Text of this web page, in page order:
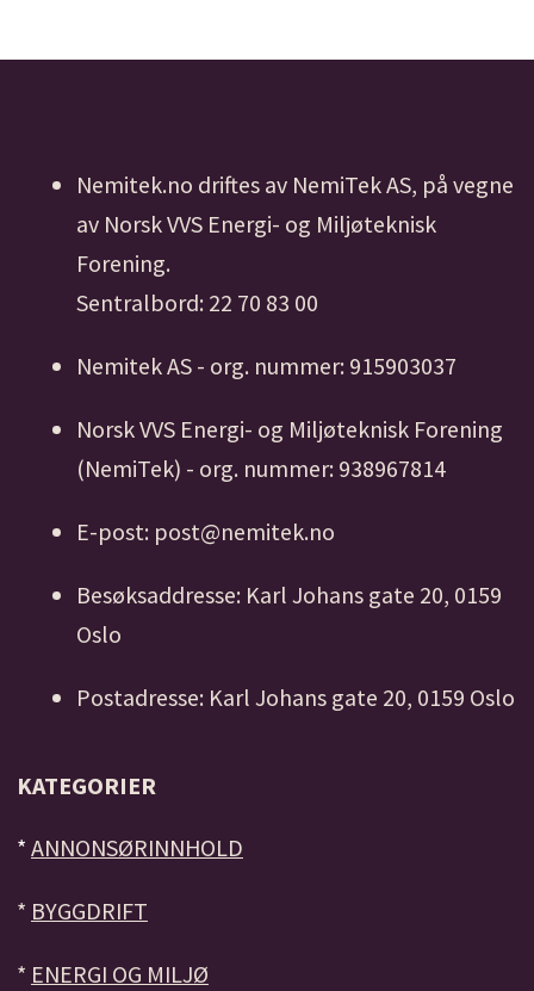
Nemitek.no driftes av NemiTek AS, på vegne
av Norsk VVS Energi- og Miljøteknisk
Forening.
Sentralbord: 22 70 83 00
Nemitek AS - org. nummer: 915903037
Norsk VVS Energi- og Miljøteknisk Forening
(NemiTek) - org. nummer: 938967814
E-post: post@nemitek.no
Besøksaddresse: Karl Johans gate 20, 0159
Oslo
Postadresse: Karl Johans gate 20, 0159 Oslo
KATEGORIER
* ANNONSØRINNHOLD
* BYGGDRIFT
* ENERGI OG MILJØ